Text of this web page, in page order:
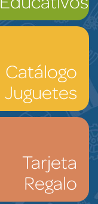
Catálogo
Juguetes
Tarjeta
Regalo